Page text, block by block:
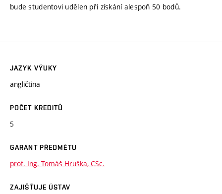
bude studentovi udělen při získání alespoň 50 bodů.
JAZYK VÝUKY
angličtina
POČET KREDITŮ
5
GARANT PŘEDMĚTU
prof. Ing. Tomáš Hruška, CSc.
ZAJIŠŤUJE ÚSTAV